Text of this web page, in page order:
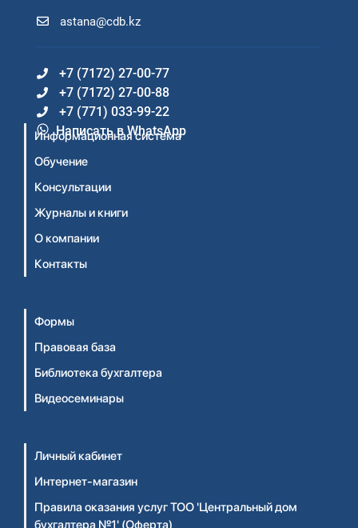
astana@cdb.kz
+7 (7172) 27-00-77
+7 (7172) 27-00-88
+7 (771) 033-99-22
Написать в WhatsApp
Информационная система
Обучение
Консультации
Журналы и книги
О компании
Контакты
Формы
Правовая база
Библиотека бухгалтера
Видеосеминары
Личный кабинет
Интернет-магазин
Правила оказания услуг ТОО 'Центральный дом
бухгалтера №1' (Оферта)